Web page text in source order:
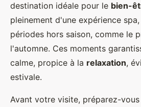
destination idéale pour le bien-
pleinement d'une expérience
périodes hors saison, comme le
l'automne. Ces moments
calme, propice à la relaxation,
estivale.
Avant votre visite, préparez-